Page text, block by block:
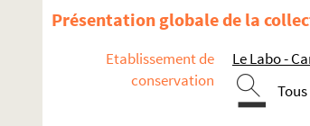
Présentation globale de la
Etablissement de
conservation
Le Labo -
GM 939. Mme Maroniez et deux de
GM 941. Bonne avec bébé sur les
GM 942. Groupe de fillettes dont